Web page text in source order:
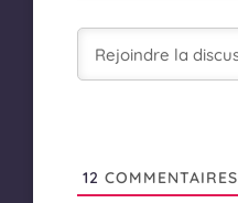
12 COMMENTAIRES